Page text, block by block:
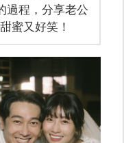
過程，分享老公
蜜又好笑！